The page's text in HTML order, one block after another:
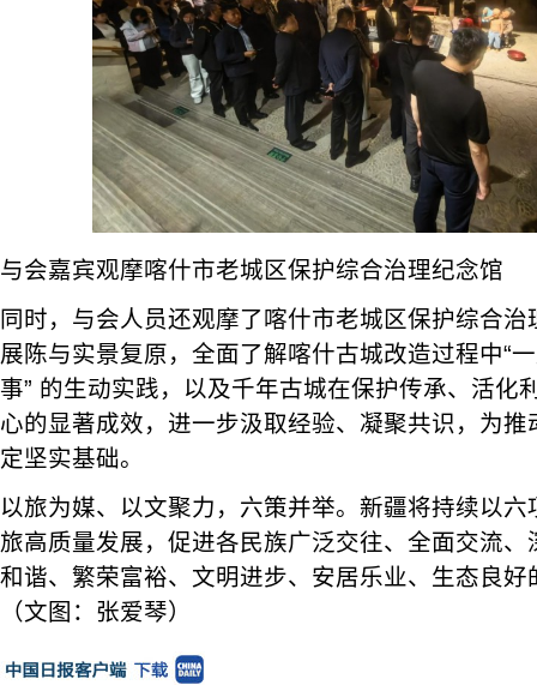
与会嘉宾观摩喀什市老城区保护综合治理纪念馆
同时，与会人员还观摩了喀什市老城区保护综合
展陈与实景复原，全面了解喀什古城改造过程中“
事” 的生动实践，以及千年古城在保护传承、活化
心的显著成效，进一步汲取经验、凝聚共识，为
定坚实基础。
以旅为媒、以文聚力，六策并举。新疆将持续以
旅高质量发展，促进各民族广泛交往、全面交流
和谐、繁荣富裕、文明进步、安居乐业、生态良
（文图：张爱琴）